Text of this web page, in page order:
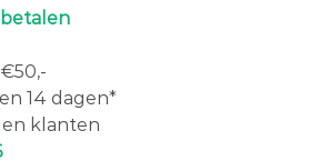
14 dagen*
klanten